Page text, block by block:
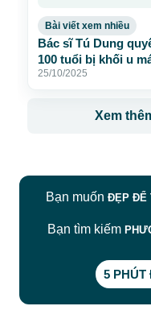
Bài viết xem nhiều
Bác sĩ Tú Dung
100 tuổi bị khối u
25/10/2025
Xem
Bạn muốn ĐẸP ĐỂ
Bạn tìm kiếm
5 PHÚT